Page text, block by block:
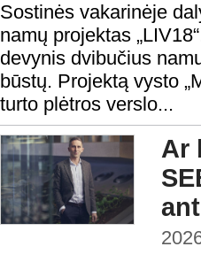
Sostinės vakarinėje
namų projektas
devynis dvibučius
būstų. Projektą vysto
turto plėtros verslo...
Ar